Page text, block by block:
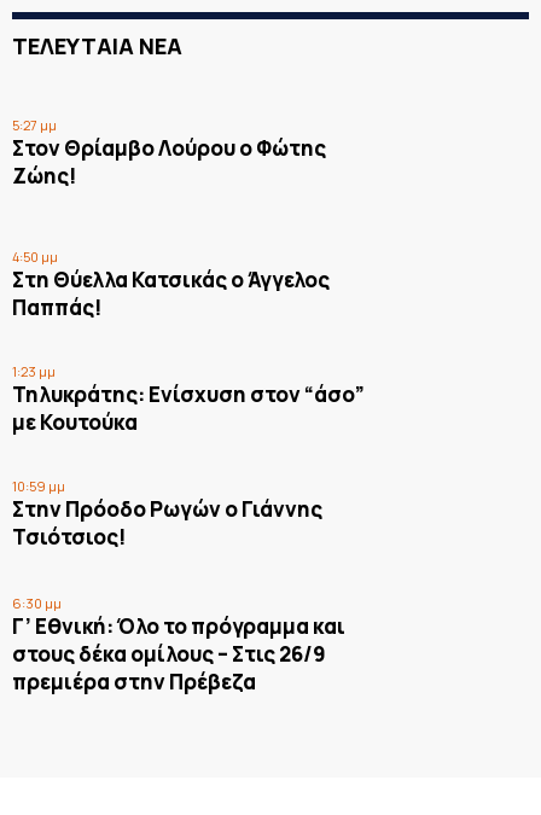
ΤΕΛΕΥΤΑΙΑ ΝΕΑ
5:27 μμ
Στον Θρίαμβο Λούρου ο Φώτης
Ζώης!
4:50 μμ
Στη Θύελλα Κατσικάς ο Άγγελος
Παππάς!
1:23 μμ
Τηλυκράτης: Ενίσχυση στον “άσο”
με Κουτούκα
10:59 μμ
Στην Πρόοδο Ρωγών ο Γιάννης
Τσιότσιος!
6:30 μμ
Γ’ Εθνική: Όλο το πρόγραμμα και
στους δέκα ομίλους – Στις 26/9
πρεμιέρα στην Πρέβεζα